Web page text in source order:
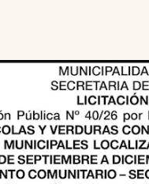
pestaña